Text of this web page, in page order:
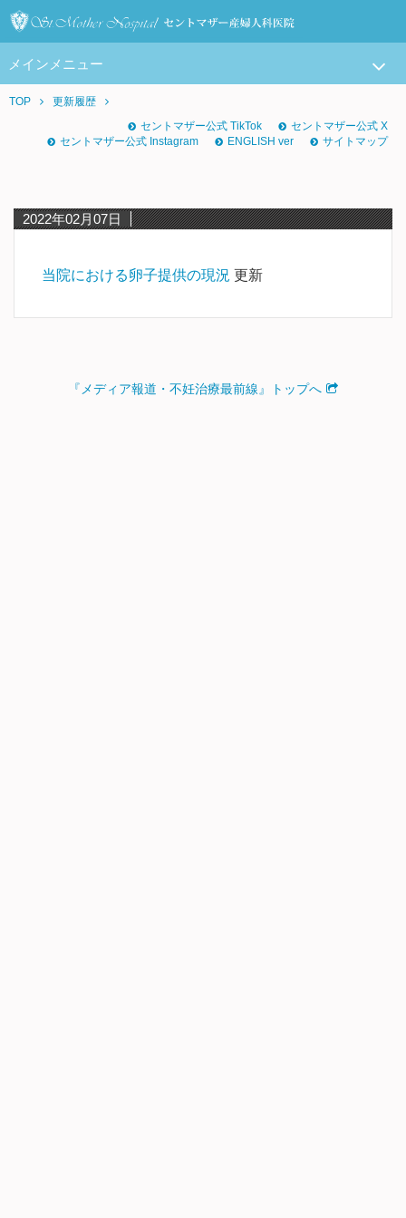
メインメニュー
TOP
更新履歴
セントマザー公式 TikTok
セントマザー公式 X
セントマザー公式 Instagram
ENGLISH ver サイトマップ
2022年02月07日
当院における卵子提供の現況 更新
『メディア報道・不妊治療最前線』トップへ